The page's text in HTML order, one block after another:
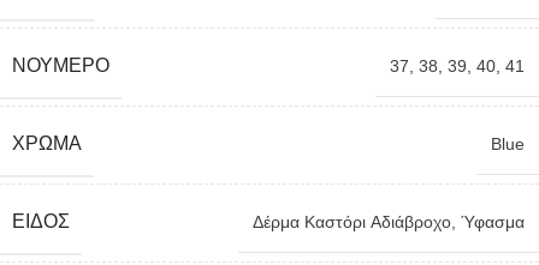
ΝΟΎΜΕΡΟ 37, 38, 39, 40, 41
ΧΡΏΜΑ Blue
ΕΊΔΟΣ Δέρμα Kαστόρι Aδιάβροχο, Ύφασμα